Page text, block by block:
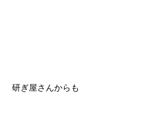
研ぎ屋さんからも